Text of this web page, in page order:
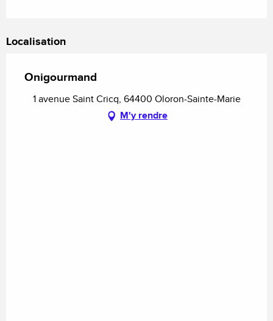
Localisation
Onigourmand
1 avenue Saint Cricq, 64400 Oloron-Sainte-Marie
M'y rendre